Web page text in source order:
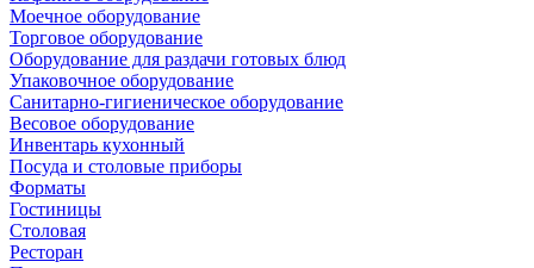
Моечное оборудование
Торговое оборудование
Оборудование для раздачи готовых блюд
Упаковочное оборудование
Санитарно-гигиеническое оборудование
Весовое оборудование
Инвентарь кухонный
Посуда и столовые приборы
Форматы
Гостиницы
Столовая
Ресторан